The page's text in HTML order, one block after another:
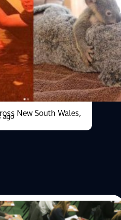
New South Wales,
ฤตไฟป่า
ยกว่าที่คิด
ago